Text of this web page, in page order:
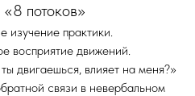
потоков»
изучение практики.
восприятие движений.
двигаешься, влияет на меня?»
связи в невербальном